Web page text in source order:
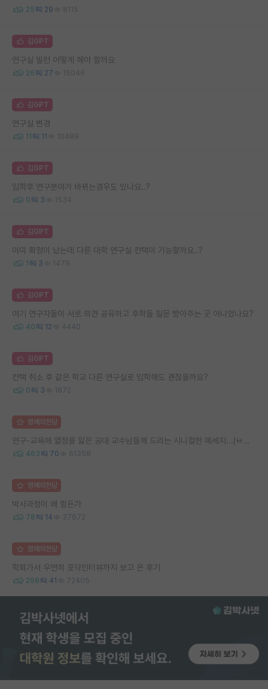
25 29 8115
김GPT
연구실 빌런 어떻게 해야 할까요
26 27 15046
김GPT
연구실 변경
11 11 10489
김GPT
입학후 연구분야가 바뀌는경우도 있나요..?
0 3 1534
김GPT
이미 확정이 났는데 다른 대학 연구실 컨택이 가능할까요..?
1 3 1479
김GPT
여기 연구자들이 서로 의견 공유하고 후학들 질문 받아주는 곳 아니었나요?
40 12 4440
김GPT
컨택 취소 후 같은 학교 다른 연구실로 입학해도 괜찮을까요?
0 3 1872
명예의전당
연구-교육에 열정을 잃은 공대 교수님들께 드리는 시니컬한 메세지...(ㅂㄷㅂㄷ)
463 70 61358
명예의전당
박사과정이 왜 힘든가
78 14 37672
명예의전당
학회가서 우연히 포닥인터뷰까지 보고 온 후기
298 41 72405